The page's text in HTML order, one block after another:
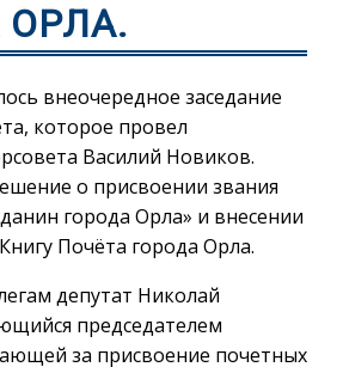
ОРЛА.
внеочередное заседание
которое провел
Василий Новиков.
о присвоении звания
города Орла» и внесении
Почёта города Орла.
депутат Николай
председателем
за присвоение почетных